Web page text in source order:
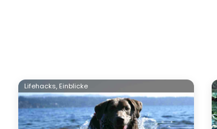
Lifehacks, Einblicke